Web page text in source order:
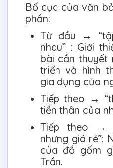
Bố cục của văn
phần:
Từ đầu →
nhau” : Giới
bài cần thuyết
triển và hình
gia dụng của
Tiếp theo →
tiền thân của
Tiếp theo →
nhưng giá rẻ”:
của đồ gốm
Trần.